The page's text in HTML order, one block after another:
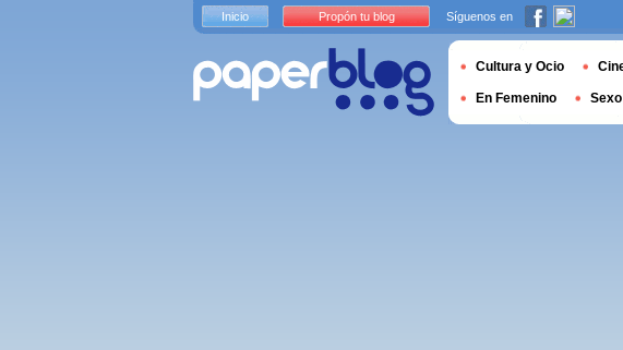
Inicio Propón tu blog Síguenos en
Cultura y Ocio
En Femenino Sexo